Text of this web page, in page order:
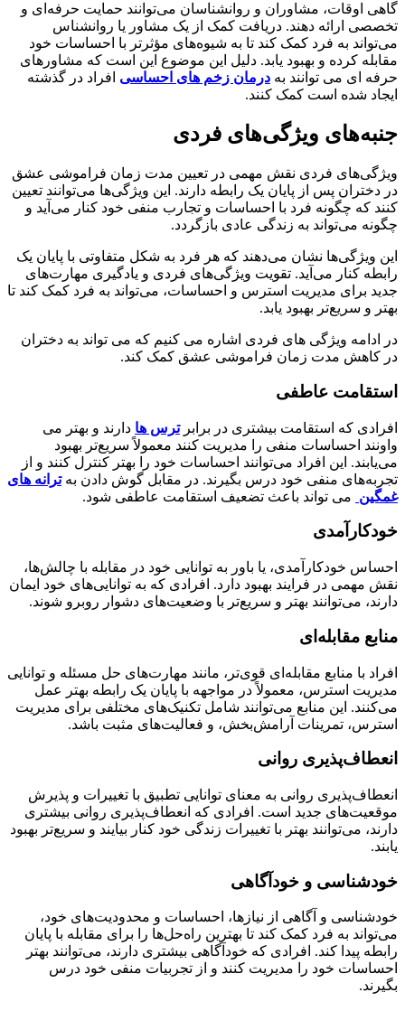
گاهی اوقات، مشاوران و روانشناسان می‌توانند حمایت حرفه‌ای و
تخصصی ارائه دهند. دریافت کمک از یک مشاور یا روانشناس
می‌تواند به فرد کمک کند تا به شیوه‌های مؤثرتر با احساسات خود
مقابله کرده و بهبود یابد. دلیل این موضوع این است که مشاورهای
حرفه ای می توانند به درمان زخم های احساسی افراد در گذشته
ایجاد شده است کمک کنند.
جنبه‌های ویژگی‌های فردی
ویژگی‌های فردی نقش مهمی در تعیین مدت زمان فراموشی عشق
در دختران پس از پایان یک رابطه دارند. این ویژگی‌ها می‌توانند تعیین
کنند که چگونه فرد با احساسات و تجارب منفی خود کنار می‌آید و
چگونه می‌تواند به زندگی عادی بازگردد.
این ویژگی‌ها نشان می‌دهند که هر فرد به شکل متفاوتی با پایان یک
رابطه کنار می‌آید. تقویت ویژگی‌های فردی و یادگیری مهارت‌های
جدید برای مدیریت استرس و احساسات، می‌تواند به فرد کمک کند تا
بهتر و سریع‌تر بهبود یابد.
در ادامه ویژگی های فردی اشاره می کنیم که می تواند به دختران
در کاهش مدت زمان فراموشی عشق کمک کند.
استقامت عاطفی
افرادی که استقامت بیشتری در برابرترس ها دارند و بهتر می
واونند احساسات منفی را مدیریت کنند معمولاً سریع‌تر بهبود
می‌یابند. این افراد می‌توانند احساسات خود را بهتر کنترل کنند و از
تجربه‌های منفی خود درس بگیرند. در مقابل گوش دادن بهترانه های
غمگین می تواند باعث تضعیف استقامت عاطفی شود.
خودکارآمدی
احساس خودکارآمدی، یا باور به توانایی خود در مقابله با چالش‌ها،
نقش مهمی در فرایند بهبود دارد. افرادی که به توانایی‌های خود ایمان
دارند، می‌توانند بهتر و سریع‌تر با وضعیت‌های دشوار روبرو شوند.
منابع مقابله‌ای
افراد با منابع مقابله‌ای قوی‌تر، مانند مهارت‌های حل مسئله و توانایی
مدیریت استرس، معمولاً در مواجهه با پایان یک رابطه بهتر عمل
می‌کنند. این منابع می‌توانند شامل تکنیک‌های مختلفی برای مدیریت
استرس، تمرینات آرامش‌بخش، و فعالیت‌های مثبت باشد.
انعطاف‌پذیری روانی
انعطاف‌پذیری روانی به معنای توانایی تطبیق با تغییرات و پذیرش
موقعیت‌های جدید است. افرادی که انعطاف‌پذیری روانی بیشتری
دارند، می‌توانند بهتر با تغییرات زندگی خود کنار بیایند و سریع‌تر بهبود
یابند.
خودشناسی و خودآگاهی
خودشناسی و آگاهی از نیازها، احساسات و محدودیت‌های خود،
می‌تواند به فرد کمک کند تا بهترین راه‌حل‌ها را برای مقابله با پایان
رابطه پیدا کند. افرادی که خودآگاهی بیشتری دارند، می‌توانند بهتر
احساسات خود را مدیریت کنند و از تجربیات منفی خود درس
بگیرند.